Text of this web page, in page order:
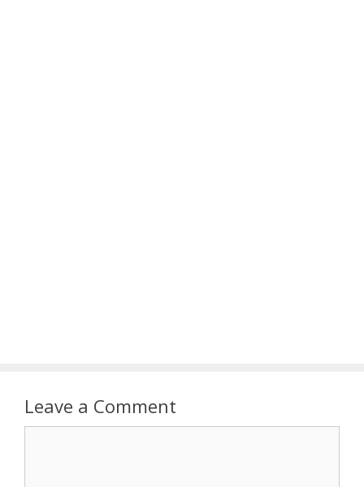
Leave a Comment